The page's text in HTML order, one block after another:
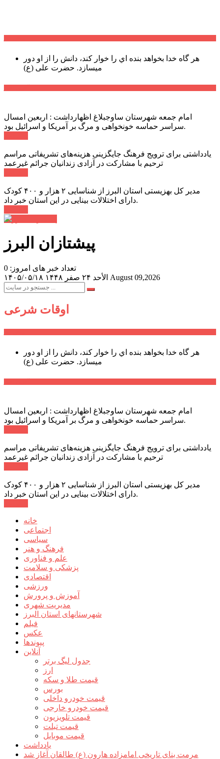
هر گاه خدا بخواهد بنده اي را خوار كند، دانش را از او دور
میسازد. حضرت علی (ع)
امام جمعه شهرستان ساوجبلاغ اظهارداشت : اربعین امسال
سراسر حماسه خونخواهی و مرگ بر آمریکا و اسرائیل بود.
یادداشتی برای ترویج فرهنگ جایگزینی هزینه‌های تشریفاتی مراسم
ترحیم با مشارکت در آزادی زندانیان جرائم غیرعمد
مدیر کل بهزیستی استان البرز از شناسایی ۲ هزار و ۴۰۰ کودک
دارای اختلالات بینایی در این استان خبر داد.
پیشتازان البرز
تعداد خبر های امروز: 0
۱۴۰۵/۰۵/۱۸
الأحد ۲۴ صفر ۱۴۴۸ August 09,2026
اوقات شرعی
هر گاه خدا بخواهد بنده اي را خوار كند، دانش را از او دور
میسازد. حضرت علی (ع)
امام جمعه شهرستان ساوجبلاغ اظهارداشت : اربعین امسال
سراسر حماسه خونخواهی و مرگ بر آمریکا و اسرائیل بود.
یادداشتی برای ترویج فرهنگ جایگزینی هزینه‌های تشریفاتی مراسم
ترحیم با مشارکت در آزادی زندانیان جرائم غیرعمد
مدیر کل بهزیستی استان البرز از شناسایی ۲ هزار و ۴۰۰ کودک
دارای اختلالات بینایی در این استان خبر داد.
خانه
اجتماعی
سیاسی
فرهنگ و هنر
علم و فناوری
پزشکی و سلامت
اقتصادی
ورزشی
آموزش و پرورش
مدیریت شهری
شهرستانهای استان البرز
فیلم
عکس
پیوندها
آنلاین
جدول لیگ برتر
ارز
قیمت طلا و سکه
بورس
قیمت خودرو داخلی
قیمت خودرو خارجی
قیمت تلویزیون
قیمت تبلت
قیمت موبایل
یادداشت
مرمت بنای تاریخی امامزاده هارون (ع) طالقان آغاز شد